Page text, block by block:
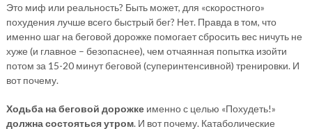
Это миф или реальность? Быть может, для «скоростного»
похудения лучше всего быстрый бег? Нет. Правда в том, что
именно шаг на беговой дорожке помогает сбросить вес ничуть не
хуже (и главное – безопаснее), чем отчаянная попытка изойти
потом за 15-20 минут беговой (суперинтенсивной) тренировки. И
вот почему.
Ходьба на беговой дорожкеименно с целью «Похудеть!»
должна состояться утром. И вот почему. Катаболические